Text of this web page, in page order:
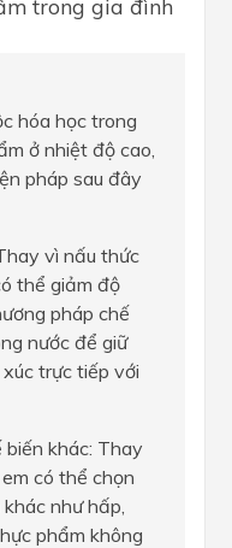
trong gia đình
hóa học trong
ở nhiệt độ cao,
pháp sau đây
vì nấu thức
thể giảm độ
pháp chế
nước để giữ
trực tiếp với
khác: Thay
có thể chọn
như hấp,
phẩm không